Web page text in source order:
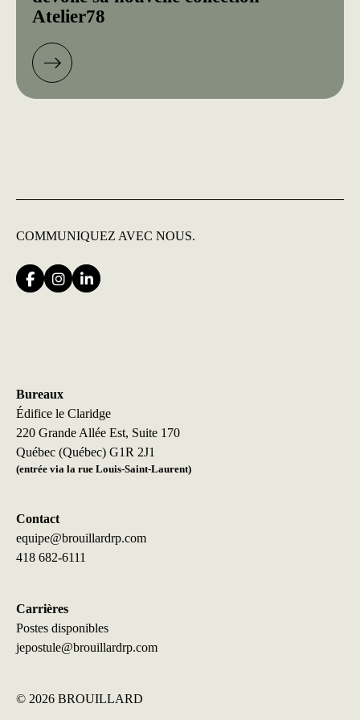
Atelier78
COMMUNIQUEZ AVEC NOUS.
© 2026 BROUILLARD
Bureaux
Édifice le Claridge
220 Grande Allée Est, Suite 170
Québec (Québec) G1R 2J1
(entrée via la rue Louis-Saint-Laurent)
Contact
equipe@brouillardrp.com
418 682-6111
Carrières
Postes disponibles
jepostule@brouillardrp.com